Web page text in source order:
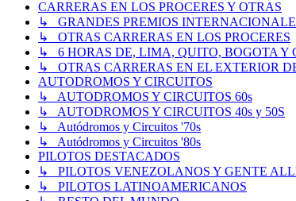
CARRERAS EN LOS PROCERES Y OTRAS
↳ GRANDES PREMIOS
↳ OTRAS CARRERAS EN LOS PROCERES
↳ 6 HORAS DE, LIMA, QUITO, BOGOTA Y
↳ OTRAS CARRERAS EN EL EXTERIOR
AUTODROMOS Y CIRCUITOS
↳ AUTODROMOS Y CIRCUITOS 60s
↳ AUTODROMOS Y CIRCUITOS 40s y 50S
↳ Autódromos y Circuitos '70s
↳ Autódromos y Circuitos '80s
PILOTOS DESTACADOS
↳ PILOTOS VENEZOLANOS Y GENTE
↳ PILOTOS LATINOAMERICANOS